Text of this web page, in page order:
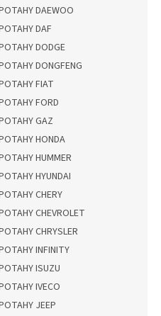
DAEWOO
DAF
DODGE
DONGFENG
FIAT
FORD
GAZ
HONDA
HUMMER
HYUNDAI
CHERY
CHEVROLET
CHRYSLER
INFINITY
ISUZU
IVECO
JEEP